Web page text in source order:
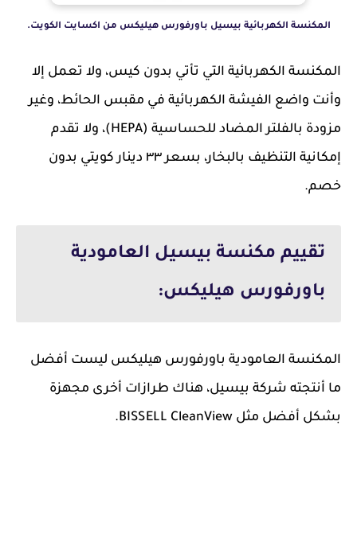
المكنسة الكهربائية بيسيل باورفورس هيليكس من اكسايت الكويت.
المكنسة الكهربائية التي تأتي بدون كيس، ولا تعمل إلا
وأنت واضع الفيشة الكهربائية في مقبس الحائط، وغير
مزودة بالفلتر المضاد للحساسية (HEPA)، ولا تقدم
إمكانية التنظيف بالبخار، بسعر ٣٣ دينار كويتي بدون
خصم.
تقييم مكنسة بيسيل العامودية
باورفورس هيليكس:
المكنسة العامودية باورفورس هيليكس ليست أفضل
ما أنتجته شركة بيسيل، هناك طرازات أخرى مجهزة
بشكل أفضل مثل BISSELL CleanView.